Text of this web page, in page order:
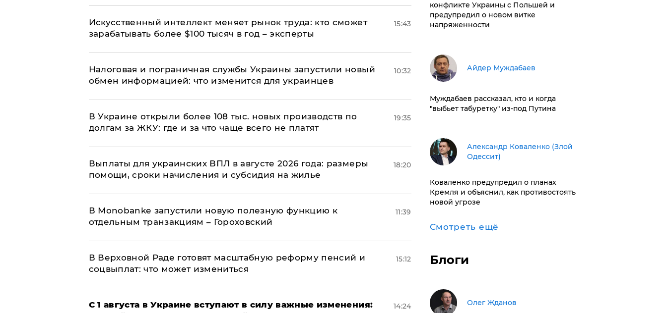
Искусственный интеллект меняет рынок труда: кто сможет
зарабатывать более $100 тысяч в год – эксперты
15:43
Налоговая и пограничная службы Украины запустили новый
обмен информацией: что изменится для украинцев
10:32
В Украине открыли более 108 тыс. новых производств по
долгам за ЖКУ: где и за что чаще всего не платят
19:35
Выплаты для украинских ВПЛ в августе 2026 года: размеры
помощи, сроки начисления и субсидия на жилье
18:20
В Мonobankе запустили новую полезную функцию к
отдельным транзакциям – Гороховский
11:39
В Верховной Раде готовят масштабную реформу пенсий и
соцвыплат: что может измениться
15:12
С 1 августа в Украине вступают в силу важные изменения:
14:24
конфликте Украины с Польшей и
предупредил о новом витке
напряженности
Айдер Муждабаев
Муждабаев рассказал, кто и когда
"выбьет табуретку" из-под Путина
Александр Коваленко (Злой
Одессит)
Коваленко предупредил о планах
Кремля и объяснил, как противостоять
новой угрозе
Смотреть ещё
Блоги
Олег Жданов